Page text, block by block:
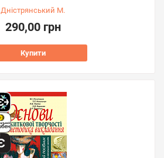
Дністрянський М.
290,00 грн
Купити